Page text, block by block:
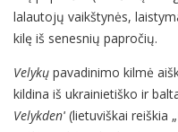
lalautojų vaikštynės,
kilę iš senesnių papročių.
Velykų pavadinimo kilmė
kildina iš ukrainietiško ir
Velykdenʹ (lietuviškai reiškia